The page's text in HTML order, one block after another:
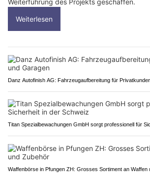
Weiterlesen
Danz Autofinish AG: Fahrzeugaufbereitung für
Titan Spezialbewachungen GmbH sorgt professionell für
Waffenbörse in Pfungen ZH: Grosses Sortiment an Waffen